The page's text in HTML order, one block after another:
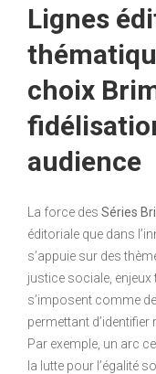
Lignes
choix
audience
La force des Séries
éditoriale que dans
s’appuie sur des
justice sociale,
s’imposent comme
permettant d’identifier
Par exemple, un arc
la lutte pour l’égalité